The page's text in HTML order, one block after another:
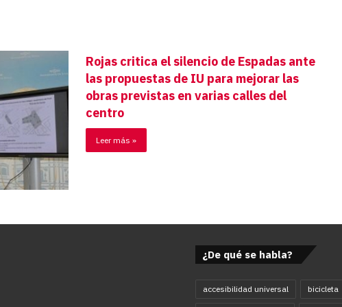
Rojas critica el silencio de Espadas ante
las propuestas de IU para mejorar las
obras previstas en varias calles del
centro
Leer más »
¿De qué se habla?
accesibilidad universal bicicleta